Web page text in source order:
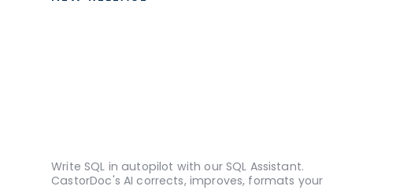
Write SQL in autopilot with our SQL Assistant.
CastorDoc's AI corrects, improves, formats your